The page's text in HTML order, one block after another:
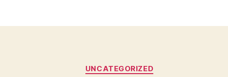
Catégories
UNCATEGORIZED